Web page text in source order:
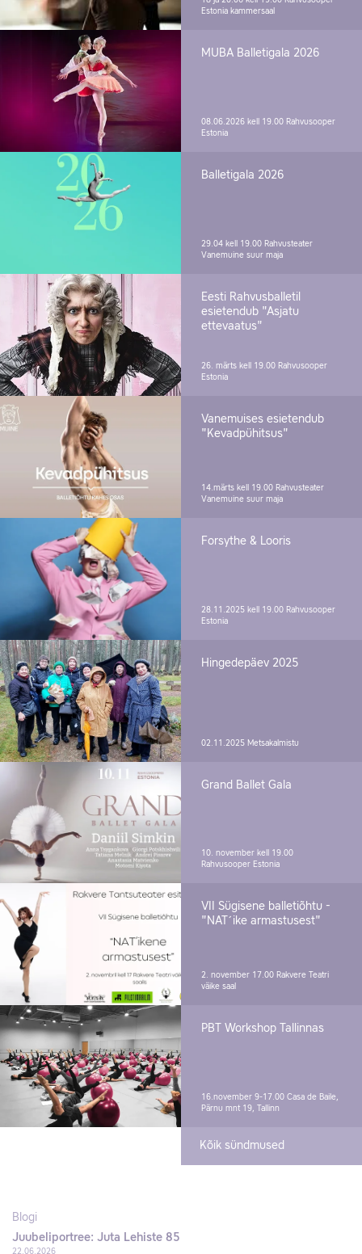
Estonia kammersaal
MUBA Balletigala 2026
08.06.2026 kell 19.00 Rahvusooper
Estonia
Balletigala 2026
29.04 kell 19.00 Rahvusteater
Vanemuine suur maja
Eesti Rahvusballetil
esietendub "Asjatu
ettevaatus"
26. märts kell 19.00 Rahvusooper
Estonia
Vanemuises esietendub
"Kevadpühitsus"
14.märts kell 19.00 Rahvusteater
Vanemuine suur maja
Forsythe & Looris
28.11.2025 kell 19.00 Rahvusooper
Estonia
Hingedepäev 2025
02.11.2025 Metsakalmistu
Grand Ballet Gala
10. november kell 19.00
Rahvusooper Estonia
VII Sügisene balletiõhtu -
"NAT´ike armastusest"
2. november 17.00 Rakvere Teatri
väike saal
PBT Workshop Tallinnas
16.november 9-17.00 Casa de Baile,
Pärnu mnt 19, Tallinn
Kõik sündmused
Blogi
Juubeliportree: Juta Lehiste 85
22.06.2026